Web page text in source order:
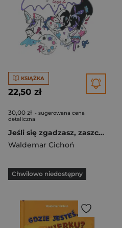
KSIĄŻKA
22,50 zł
30,00 zł - sugerowana cena
detaliczna
Jeśli się zgadzasz, zaszczekaj dwukrotnie! Część 2
Waldemar Cichoń
Chwilowo niedostępny